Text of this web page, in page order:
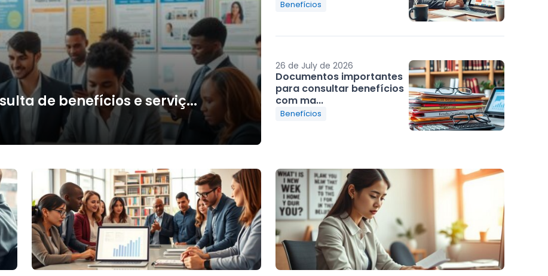
de benefícios e serviç...
Benefícios
26 de July de 2026
Documentos importantes
para consultar benefícios
com ma...
Benefícios